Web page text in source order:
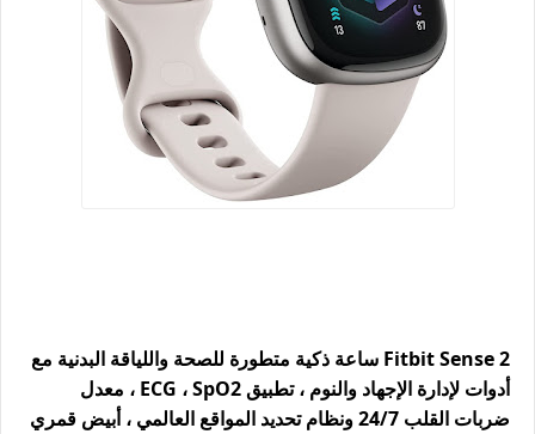
Fitbit Sense 2 ساعة ذكية متطورة للصحة واللياقة البدنية مع
أدوات لإدارة الإجهاد والنوم ، تطبيق ECG ، SpO2 ، معدل
ضربات القلب 24/7 ونظام تحديد المواقع العالمي ، أبيض قمري